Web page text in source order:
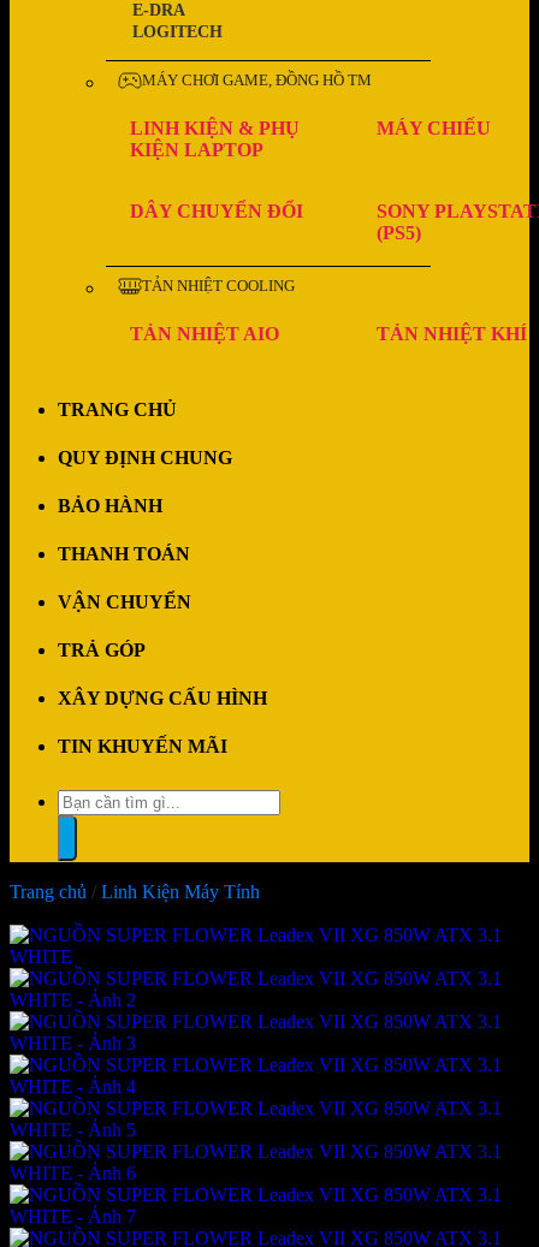
LOGITECH
E-DRA
MÁY CHƠI GAME, ĐỒNG HỒ TM
LINH KIỆN & PHỤ
KIỆN LAPTOP
MÁY CHIẾU
DÂY CHUYỂN ĐỔI
SONY
(PS5)
TẢN NHIỆT COOLING
TẢN NHIỆT AIO TẢN NHIỆT KHÍ
TRANG CHỦ
QUY ĐỊNH CHUNG
BẢO HÀNH
THANH TOÁN
VẬN CHUYỂN
TRẢ GÓP
XÂY DỰNG CẤU HÌNH
TIN KHUYẾN MÃI
Tìm
kiếm:
Trang chủ / Linh Kiện Máy Tính